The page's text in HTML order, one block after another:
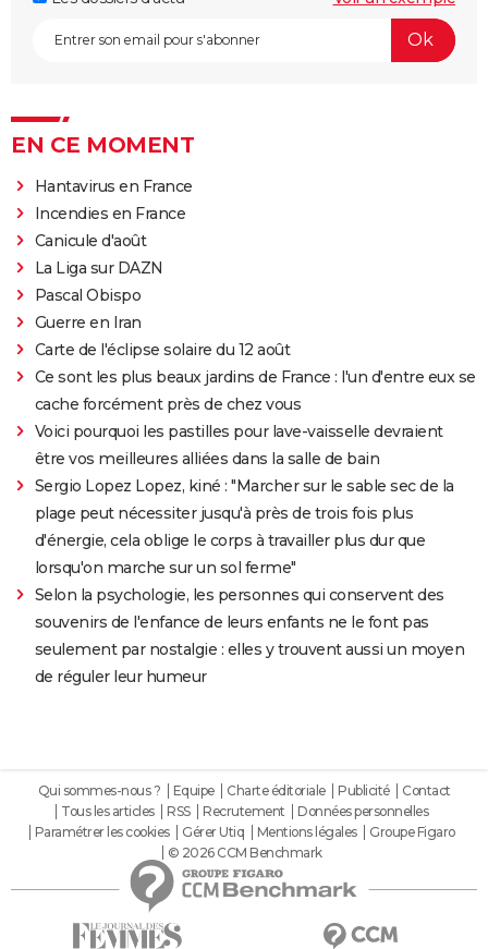
EN CE MOMENT
Hantavirus en France
Incendies en France
Canicule d'août
La Liga sur DAZN
Pascal Obispo
Guerre en Iran
Carte de l'éclipse solaire du 12 août
Ce sont les plus beaux jardins de France : l'un d'entre eux se
cache forcément près de chez vous
Voici pourquoi les pastilles pour lave-vaisselle devraient
être vos meilleures alliées dans la salle de bain
Sergio Lopez Lopez, kiné : "Marcher sur le sable sec de la
plage peut nécessiter jusqu'à près de trois fois plus
d'énergie, cela oblige le corps à travailler plus dur que
lorsqu'on marche sur un sol ferme"
Selon la psychologie, les personnes qui conservent des
souvenirs de l'enfance de leurs enfants ne le font pas
seulement par nostalgie : elles y trouvent aussi un moyen
de réguler leur humeur
Qui sommes-nous ? Equipe Charte éditoriale Publicité
Contact
Tous les articles
RSS Recrutement
Données personnelles
Paramétrer les cookies
Gérer Utiq Mentions légales
Groupe Figaro
© 2026 CCM Benchmark